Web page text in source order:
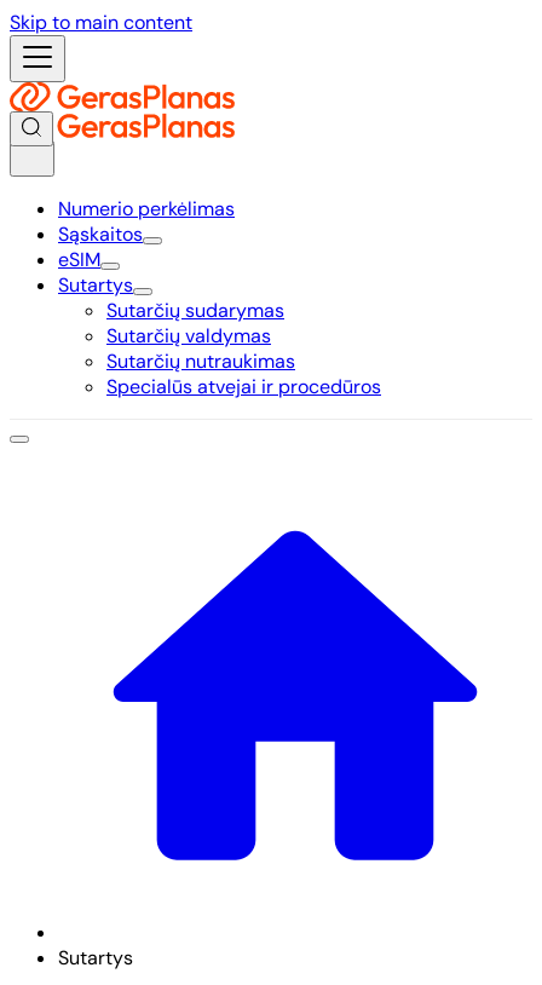
Skip to main content
Numerio perkėlimas
Sąskaitos
eSIM
Sutartys
Sutarčių sudarymas
Sutarčių valdymas
Sutarčių nutraukimas
Specialūs atvejai ir procedūros
Sutartys